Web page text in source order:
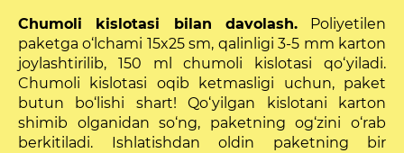
Chumoli kislotasi bilan davolash.Poliyetilen
paketga o‘lchami 15x25 sm, qalinligi 3-5 mm karton
joylashtirilib, 150 ml chumoli kislotasi qo‘yiladi.
Chumoli kislotasi oqib ketmasligi uchun, paket
butun bo‘lishi shart! Qo‘yilgan kislotani karton
shimib olganidan so‘ng, paketning og‘zini o‘rab
berkitiladi. Ishlatishdan oldin paketning bir